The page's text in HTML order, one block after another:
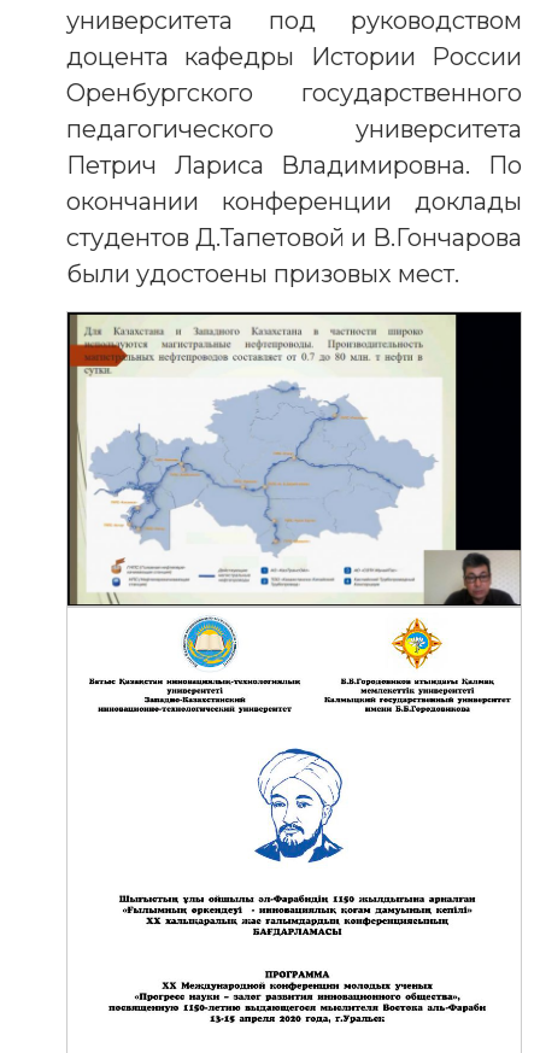
университета под руководством
доцента кафедры Истории России
Оренбургского государственного
педагогического университета
Петрич Лариса Владимировна. По
окончании конференции доклады
студентов Д.Тапетовой и В.Гончарова
были удостоены призовых мест.